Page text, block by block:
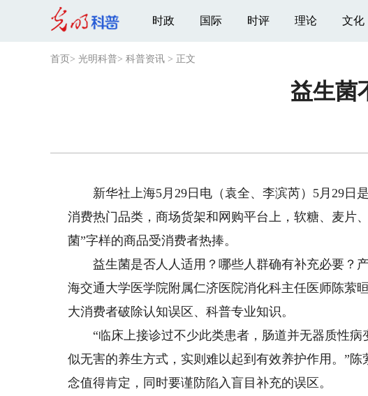
时政 国际 时评 理论 文化
首页 > 光明科普> 科普资讯 > 正文
益生菌
新华社上海5月29日电（袁全、李滨芮）5月29日
消费热门品类，商场货架和网购平台上，软糖、麦片
菌”字样的商品受消费者热捧。
益生菌是否人人适用？哪些人群确有补充必要？
海交通大学医学院附属仁济医院消化科主任医师陈萦
大消费者破除认知误区、科普专业知识。
“临床上接诊过不少此类患者，肠道并无器质性病
似无害的养生方式，实则难以起到有效养护作用。”
念值得肯定，同时要谨防陷入盲目补充的误区。